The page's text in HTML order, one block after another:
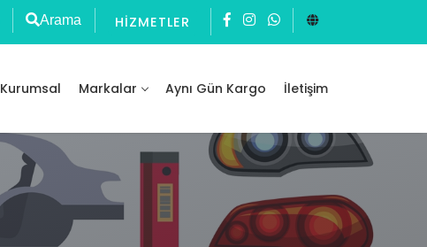
Arama HIZMETLER
Kurumsal Markalar Aynı Gün Kargo İletişim